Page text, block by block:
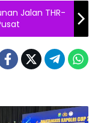
Jalan THR-